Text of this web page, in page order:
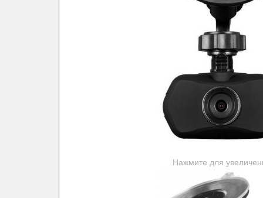
Нажмите для